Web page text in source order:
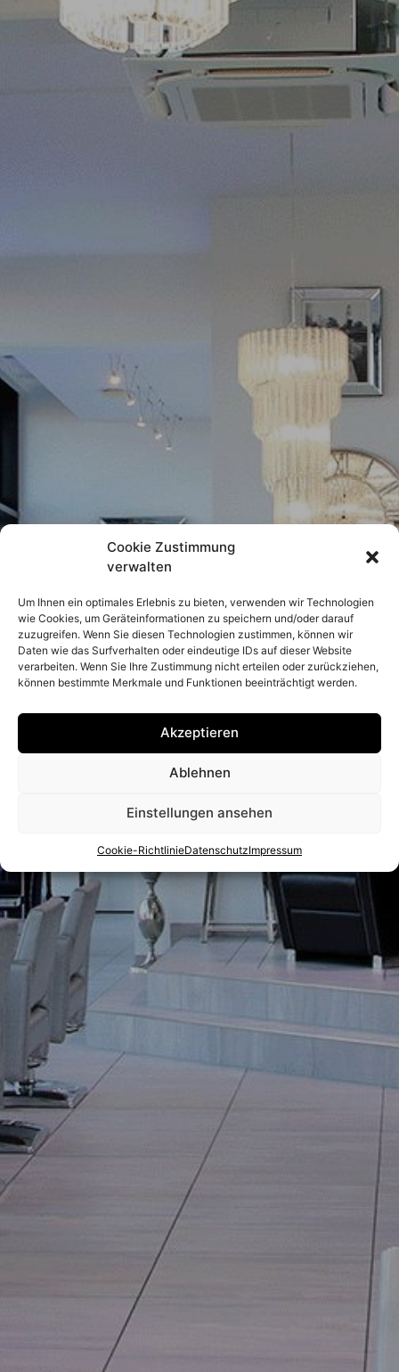
Cookie Zustimmung
verwalten
Um Ihnen ein optimales Erlebnis zu bieten, verwenden wir Technologien
wie Cookies, um Geräteinformationen zu speichern und/oder darauf
zuzugreifen. Wenn Sie diesen Technologien zustimmen, können wir
Daten wie das Surfverhalten oder eindeutige IDs auf dieser Website
verarbeiten. Wenn Sie Ihre Zustimmung nicht erteilen oder zurückziehen,
können bestimmte Merkmale und Funktionen beeinträchtigt werden.
Akzeptieren
Ablehnen
Einstellungen ansehen
Cookie-RichtlinieDatenschutzImpressum